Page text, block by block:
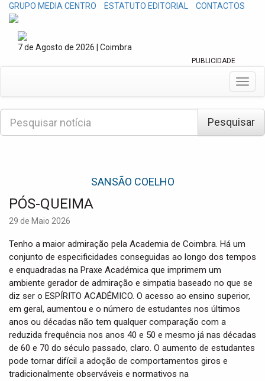
GRUPO MEDIA CENTRO ESTATUTO EDITORIAL CONTACTOS
7 de Agosto de 2026 | Coimbra
PUBLICIDADE
T
o
g
o
n
P
s
Pesquisar
SANSÃO COELHO
PÓS-QUEIMA
29 de Maio 2026
Tenho a maior admiração pela Academia de Coimbra. Há um
conjunto de especificidades conseguidas ao longo dos tempos
e enquadradas na Praxe Académica que imprimem um
ambiente gerador de admiração e simpatia baseado no que se
diz ser o ESPÍRITO ACADÉMICO. O acesso ao ensino superior,
em geral, aumentou e o número de estudantes nos últimos
anos ou décadas não tem qualquer comparação com a
reduzida frequência nos anos 40 e 50 e mesmo já nas décadas
de 60 e 70 do século passado, claro. O aumento de estudantes
pode tornar difícil a adoção de comportamentos giros e
tradicionalmente observáveis e normativos na